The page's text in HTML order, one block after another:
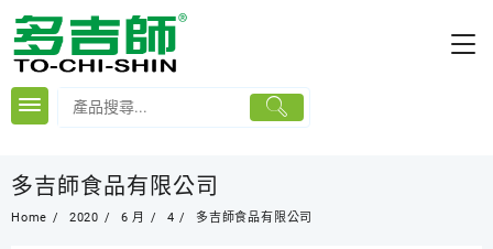
content
多吉師食品有限公司
Home 2020 6 月 4 多吉師食品有限公司